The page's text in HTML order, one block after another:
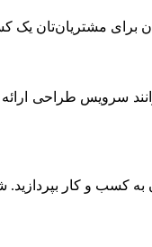
مشتریان‌تان یک
سرویس طراحی
کسب و کار